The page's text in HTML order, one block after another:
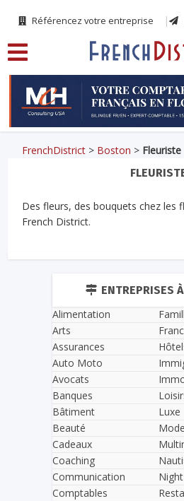
Référencez votre entreprise
FrenchDistrict > Boston > Fleuriste
Des fleurs, des bouquets chez les
French District.
ENTREPRISES
Alimentation
Arts
Assurances
Auto Moto
Avocats
Banques
Bâtiment
Beauté
Cadeaux
Coaching
Communication
Comptables
Luxe
Mode